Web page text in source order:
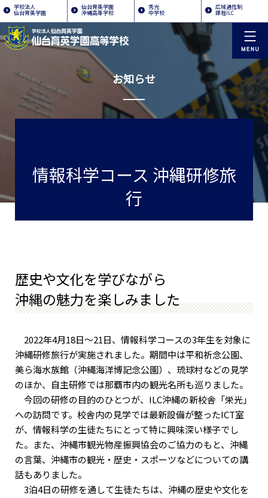
学校法人
仙台育英学園
仙台育英学園
沖縄高等学校
秀光
中学校
広域通信制
課程ILC
お知らせ
情報科学コース 沖縄研修旅
行
歴史や文化を学びながら
沖縄の魅力を楽しみました
2022年4月18日〜21日、情報科学コースの3年生を対象に
沖縄研修旅行が実施されました。期間中は平和祈念公園、
美ら海水族館（沖縄海洋博記念公園）、琉球村などの見学
のほか、自主研修では那覇市内の観光名所も巡りました。
今回の研修の目的のひとつが、ILC沖縄の新校舎「栄光」
への訪問です。校舎内の見学では最新設備が整ったICT室
が、情報科学の生徒たちにとって特に興味深い様子でし
た。また、沖縄市観光物産振興協会のご協力のもと、沖縄
の言葉、沖縄市の観光・歴史・スポーツなどについての講
話もありました。
3泊4日の研修を通して生徒たちは、沖縄の歴史や文化を